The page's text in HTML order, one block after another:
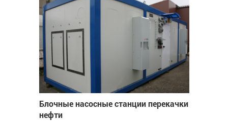
Блочные насосные станции перекачки
нефти